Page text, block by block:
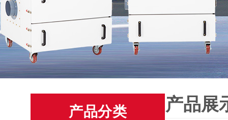
产品分类 产品展